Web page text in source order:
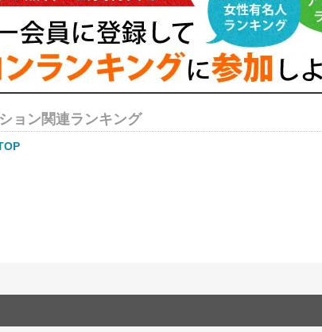
ョン関連ランキング